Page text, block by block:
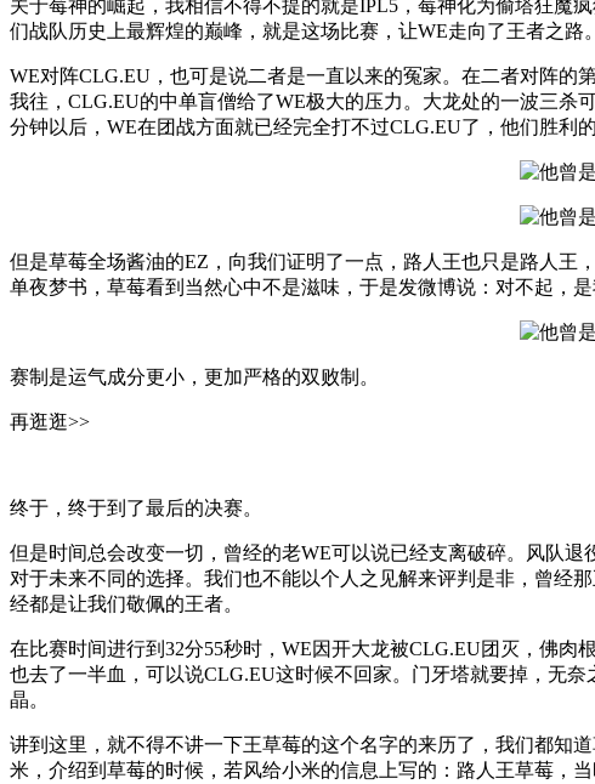
关于莓神的崛起，我相信不得不提的就是IPL5，莓神化为偷塔狂魔
们战队历史上最辉煌的巅峰，就是这场比赛，让WE走向了王者之路。
WE对阵CLG.EU，也可是说二者是一直以来的冤家。在二者对阵的
我往，CLG.EU的中单盲僧给了WE极大的压力。大龙处的一波三杀
分钟以后，WE在团战方面就已经完全打不过CLG.EU了，他们胜利
但是草莓全场酱油的EZ，向我们证明了一点，路人王也只是路人
单夜梦书，草莓看到当然心中不是滋味，于是发微博说：对不起，是
赛制是运气成分更小，更加严格的双败制。
再逛逛>>
终于，终于到了最后的决赛。
但是时间总会改变一切，曾经的老WE可以说已经支离破碎。风队
对于未来不同的选择。我们也不能以个人之见解来评判是非，曾经
经都是让我们敬佩的王者。
在比赛时间进行到32分55秒时，WE因开大龙被CLG.EU团灭，佛
也去了一半血，可以说CLG.EU这时候不回家。门牙塔就要掉，无
晶。
讲到这里，就不得不讲一下王草莓的这个名字的来历了，我们都知
米，介绍到草莓的时候，若风给小米的信息上写的：路人王草莓，